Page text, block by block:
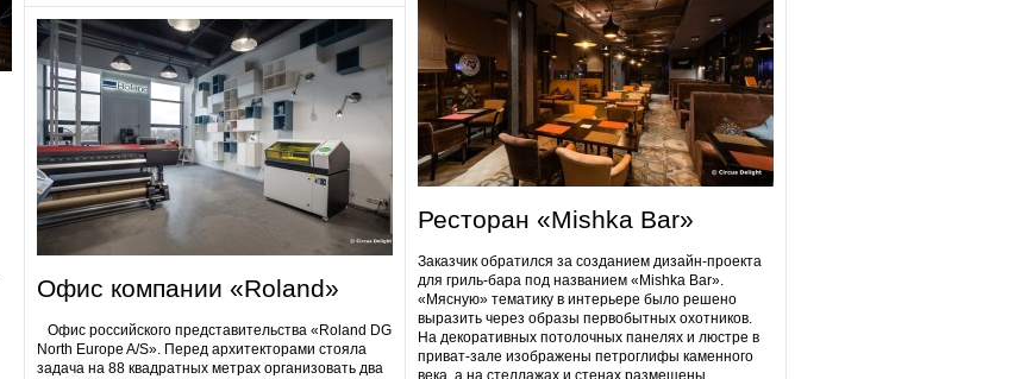
Офис компании «Roland»
Офис российского представительства «Roland DG
North Europe A/S». Перед архитекторами стояла
задача на 88 квадратных метрах организовать два
Ресторан «Mishka Bar»
Заказчик обратился за созданием дизайн-проекта
для гриль-бара под названием «Mishka Bar».
«Мясную» тематику в интерьере было решено
выразить через образы первобытных охотников.
На декоративных потолочных панелях и люстре в
приват-зале изображены петроглифы каменного
века, а на стеллажах и стенах размещены